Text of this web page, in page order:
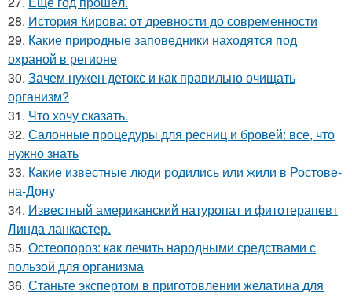
28. История Кирова: от древности до современности
29. Какие природные заповедники находятся под
охраной в регионе
30. Зачем нужен детокс и как правильно очищать
организм?
31. Что хочу сказать.
32. Салонные процедуры для ресниц и бровей: все, что
нужно знать
33. Какие известные люди родились или жили в Ростове-
на-Дону
34. Известный американский натуропат и фитотерапевт
Линда ланкастер.
35. Остеопороз: как лечить народными средствами с
пользой для организма
36. Станьте экспертом в приготовлении желатина для